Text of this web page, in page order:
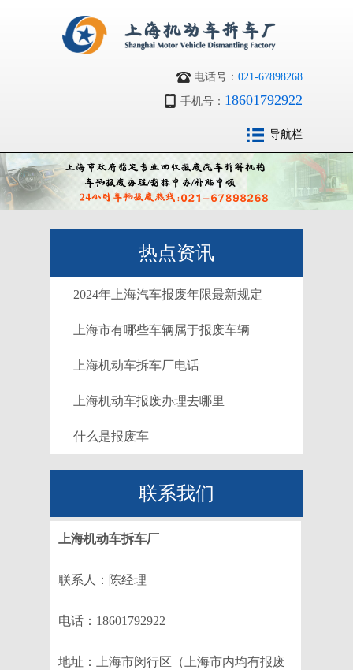
电话号： 021-67898268
手机号： 18601792922
导航栏
热点资讯
2024年上海汽车报废年限最新规定
上海市有哪些车辆属于报废车辆
上海机动车拆车厂电话
上海机动车报废办理去哪里
什么是报废车
联系我们
上海机动车拆车厂
联系人：陈经理
电话：18601792922
地址：上海市闵行区（上海市内均有报废